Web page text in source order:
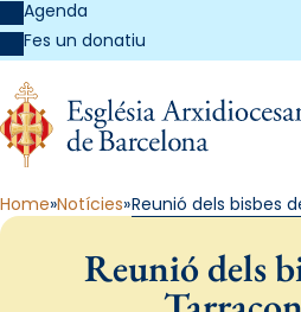
Agenda
Fes un donatiu
Home Notícies Reunió dels bisbes
Reunió dels